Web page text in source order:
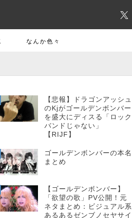
なんか色々
【悲報】ドラゴンアッシュ
のKjがゴールデンボンバー
を盛大にディスる「ロック
バンドじゃない」
【RIJF】
ゴールデンボンバーの本名
まとめ
【ゴールデンボンバー】
「欲望の歌」PV公開！元
ネタまとめ：ビジュアル系
あるあるゼンブノセヤサイ